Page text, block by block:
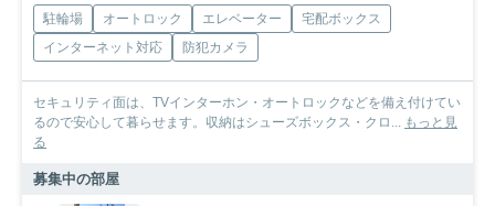
駐輪場 オートロック エレベーター
宅配ボックス
インターネット対応
防犯カメラ
セキュリティ面は、TVインターホン・オートロックなどを備え付けてい
るので安心して暮らせます。収納はシューズボックス・クロ... もっと見
る
募集中の部屋